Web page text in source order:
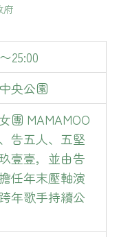
府
25:00
央公園
團 MAMAMOO
告五人、五堅
壹壹，並由告
任年末壓軸演
年歌手持續公